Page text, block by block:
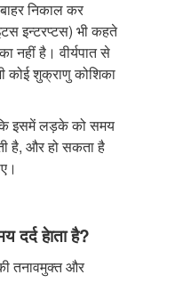
निकाल कर
इन्टरप्टस) भी कहते
नहीं है। वीर्यपात से
कोई शुक्राणु कोशिका
इसमें लड़के को समय
है, और हो सकता है
दर्द हेाता है?
तनावमुक्त और